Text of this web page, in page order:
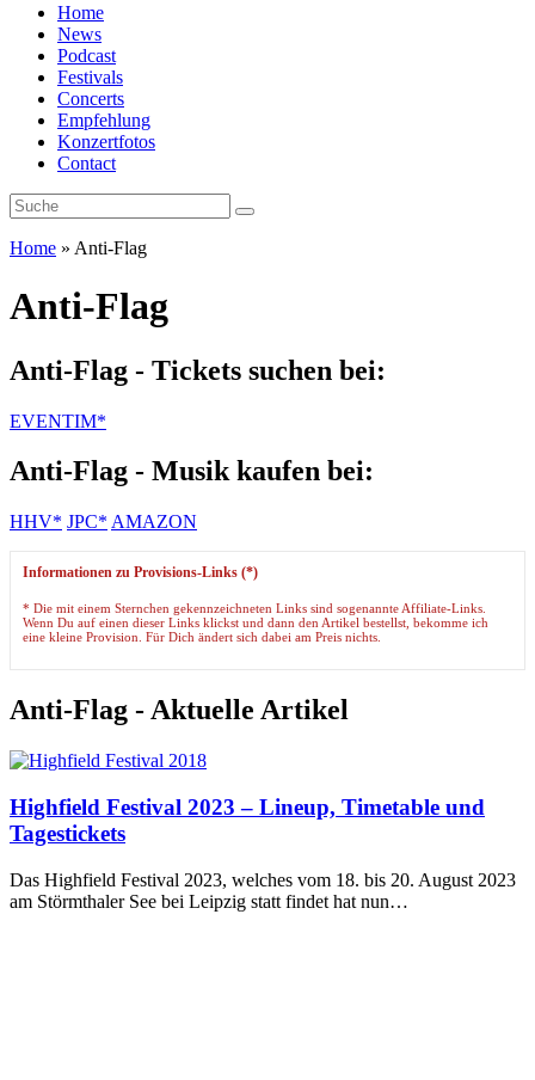
Home
News
Podcast
Festivals
Concerts
Empfehlung
Konzertfotos
Contact
Home » Anti-Flag
Anti-Flag
Anti-Flag - Tickets suchen bei:
EVENTIM*
Anti-Flag - Musik kaufen bei:
HHV* JPC* AMAZON
Informationen zu Provisions-Links (*)
* Die mit einem Sternchen gekennzeichneten Links sind sogenannte Affiliate-Links.
Wenn Du auf einen dieser Links klickst und dann den Artikel bestellst, bekomme ich
eine kleine Provision. Für Dich ändert sich dabei am Preis nichts.
Anti-Flag - Aktuelle Artikel
Highfield Festival 2023 – Lineup, Timetable und
Tagestickets
Das Highfield Festival 2023, welches vom 18. bis 20. August 2023
am Störmthaler See bei Leipzig statt findet hat nun…